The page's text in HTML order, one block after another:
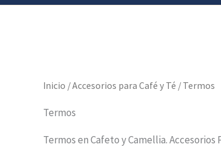
Inicio /Accesorios para Café y Té / Termos
Termos
Termos en Cafeto y Camellia.